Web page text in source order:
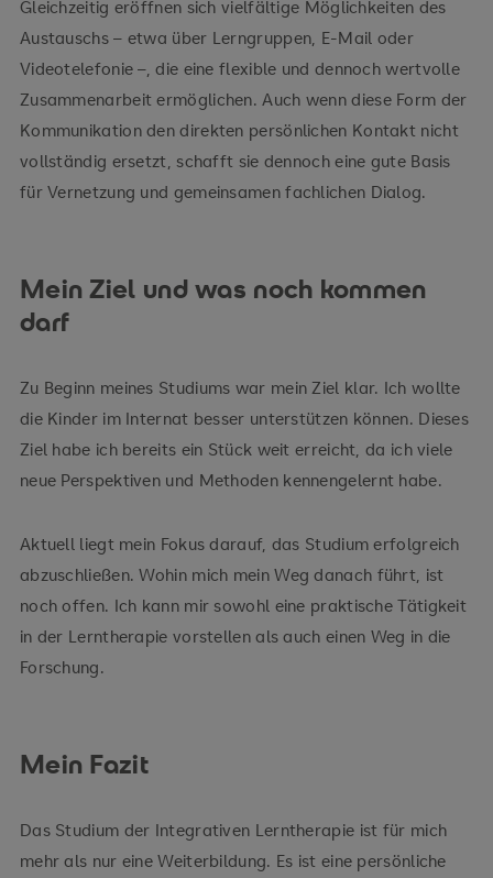
Gleichzeitig eröffnen sich vielfältige Möglichkeiten des
Austauschs – etwa über Lerngruppen, E-Mail oder
Videotelefonie –, die eine flexible und dennoch wertvolle
Zusammenarbeit ermöglichen. Auch wenn diese Form der
Kommunikation den direkten persönlichen Kontakt nicht
vollständig ersetzt, schafft sie dennoch eine gute Basis
für Vernetzung und gemeinsamen fachlichen Dialog.
Mein Ziel und was noch kommen
darf
Zu Beginn meines Studiums war mein Ziel klar. Ich wollte
die Kinder im Internat besser unterstützen können. Dieses
Ziel habe ich bereits ein Stück weit erreicht, da ich viele
neue Perspektiven und Methoden kennengelernt habe.
Aktuell liegt mein Fokus darauf, das Studium erfolgreich
abzuschließen. Wohin mich mein Weg danach führt, ist
noch offen. Ich kann mir sowohl eine praktische Tätigkeit
in der Lerntherapie vorstellen als auch einen Weg in die
Forschung.
Mein Fazit
Das Studium der Integrativen Lerntherapie ist für mich
mehr als nur eine Weiterbildung. Es ist eine persönliche